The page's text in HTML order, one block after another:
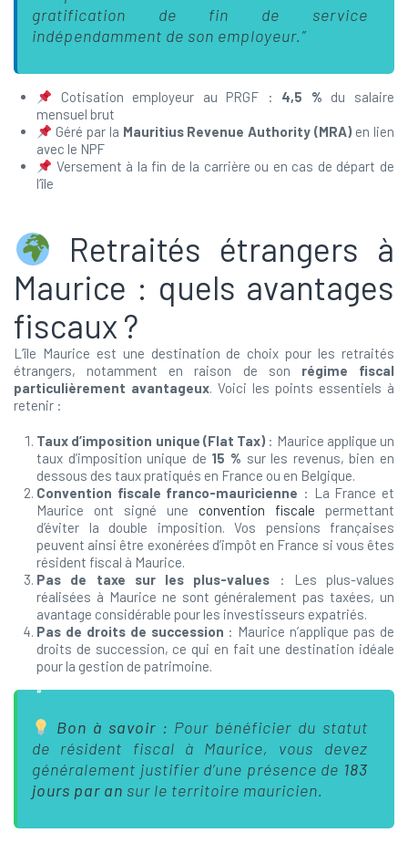
gratification de fin de service
indépendamment de son employeur.”
Cotisation employeur au PRGF : 4,5 % du salaire
mensuel brut
Géré par la Mauritius Revenue Authority (MRA) en lien
avec le NPF
Versement à la fin de la carrière ou en cas de départ de
l’île
Retraités étrangers à
Maurice : quels avantages
fiscaux ?
L’île Maurice est une destination de choix pour les retraités
étrangers, notamment en raison de son régime fiscal
particulièrement avantageux. Voici les points essentiels à
retenir :
Taux d’imposition unique (Flat Tax) : Maurice applique un
taux d’imposition unique de 15 % sur les revenus, bien en
dessous des taux pratiqués en France ou en Belgique.
Convention fiscale franco-mauricienne : La France et
Maurice ont signé une convention fiscale permettant
d’éviter la double imposition. Vos pensions françaises
peuvent ainsi être exonérées d’impôt en France si vous êtes
résident fiscal à Maurice.
Pas de taxe sur les plus-values : Les plus-values
réalisées à Maurice ne sont généralement pas taxées, un
avantage considérable pour les investisseurs expatriés.
Pas de droits de succession : Maurice n’applique pas de
droits de succession, ce qui en fait une destination idéale
pour la gestion de patrimoine.
Bon à savoir : Pour bénéficier du statut
de résident fiscal à Maurice, vous devez
généralement justifier d’une présence de 183
jours par an sur le territoire mauricien.